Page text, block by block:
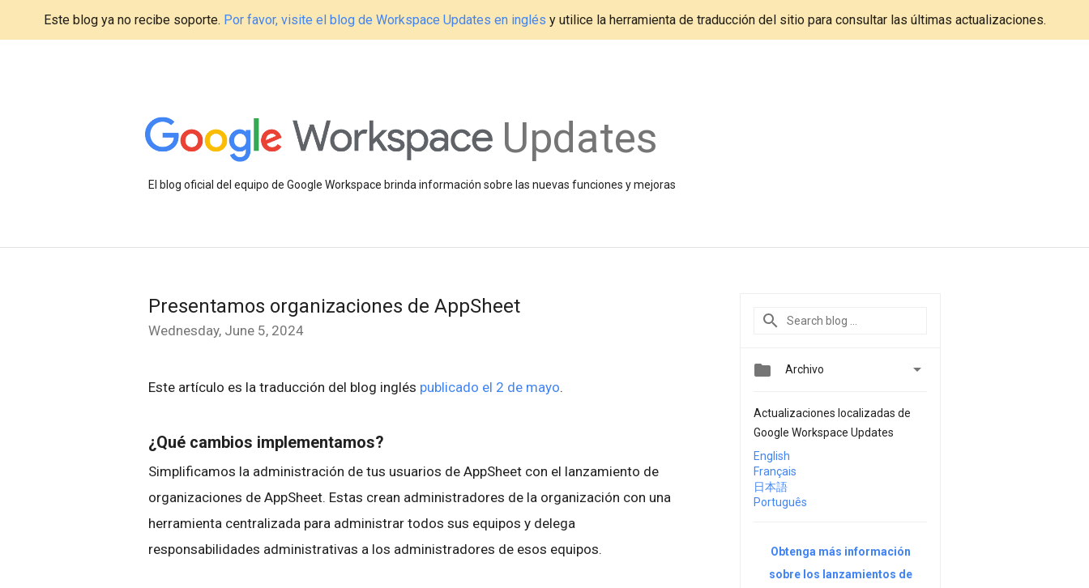
Este blog ya no recibe soporte. Por favor, visite el blog de Workspace Updates en inglés y utilice la herramienta de traducción del sitio para consultar las últimas actualizaciones.
Updates
El blog oficial del equipo de Google Workspace brinda información sobre las nuevas funciones y mejoras
Presentamos organizaciones de AppSheet
Wednesday, June 5, 2024
Este artículo es la traducción del blog inglés publicado el 2 de mayo.
¿Qué cambios implementamos?
Simplificamos la administración de tus usuarios de AppSheet con el lanzamiento de
organizaciones de AppSheet. Estas crean administradores de la organización con una
herramienta centralizada para administrar todos sus equipos y delega
responsabilidades administrativas a los administradores de esos equipos.
 Archivo 
Actualizaciones localizadas de
Google Workspace Updates
English
Français
日本語
Português
Obtenga más información
sobre los lanzamientos de